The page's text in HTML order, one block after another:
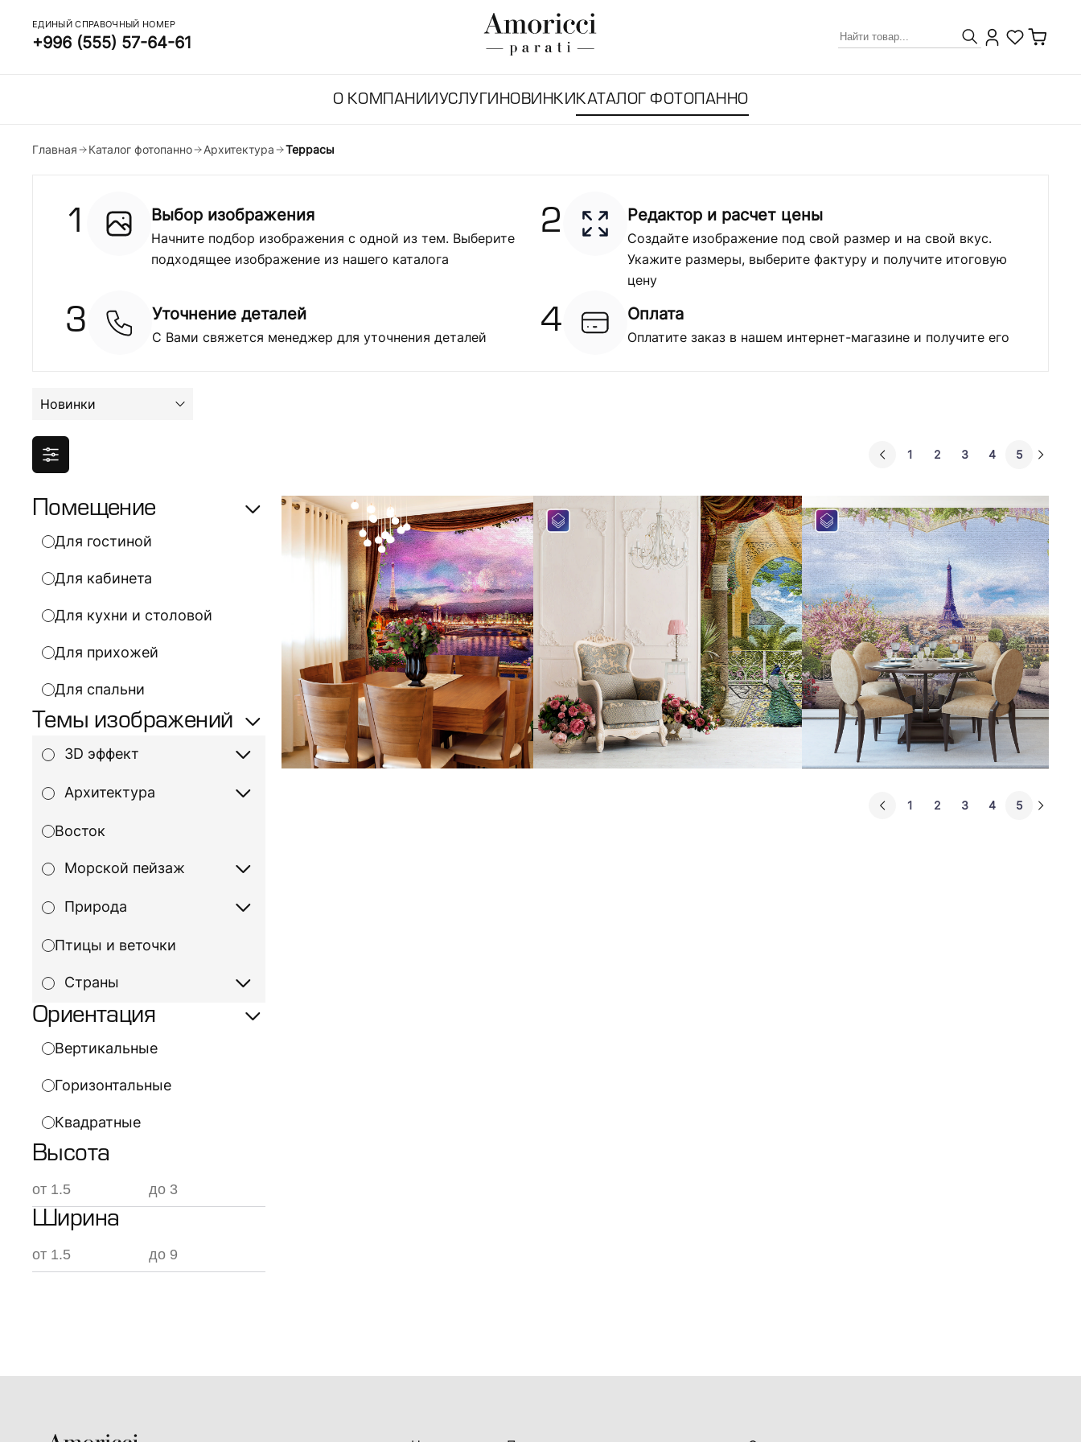
ЕДИНЫЙ СПРАВОЧНЫЙ НОМЕР
+996 (555) 57-64-61
О КОМПАНИИ УСЛУГИ НОВИНКИ КАТАЛОГ ФОТОПАННО
Главная Каталог фотопанно Архитектура Террасы
1 Выбор изображения
Начните подбор изображения с одной из тем. Выберите
подходящее изображение из нашего каталога
2 Редактор и расчет цены
Создайте изображение под свой размер и на свой вкус.
Укажите размеры, выберите фактуру и получите итоговую
цену
3 Уточнение деталей
С Вами свяжется менеджер для уточнения деталей 4 Оплата
Оплатите заказ в нашем интернет-магазине и получите его
Новинки
1 2 3 4 5
Помещение
Для гостиной
Для кабинета
Для кухни и столовой
Для прихожей
Для спальни
Ориентация
Вертикальные
Горизонтальные
Квадратные
Темы изображений
3D эффект
Архитектура
Восток
Морской пейзаж
Природа
Птицы и веточки
Страны
Высота
Ширина
1 2 3 4 5